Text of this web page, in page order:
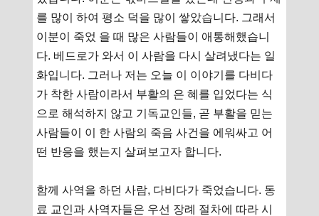
를 많이 하여 평소 덕을 많이 쌓았습니다. 그래서
이분이 죽었 을 때 많은 사람들이 애통해했습니
다. 베드로가 와서 이 사람을 다시 살려냈다는 일
화입니다. 그러나 저는 오늘 이 이야기를 다비다
가 착한 사람이라서 부활의 은 혜를 입었다는 식
으로 해석하지 않고 기독교인들, 곧 부활을 믿는
사람들이 이 한 사람의 죽음 사건을 에워싸고 어
떤 반응을 했는지 살펴보고자 합니다.
함께 사역을 하던 사람, 다비다가 죽었습니다. 동
료 교인과 사역자들은 우선 장례 절차에 따라 시